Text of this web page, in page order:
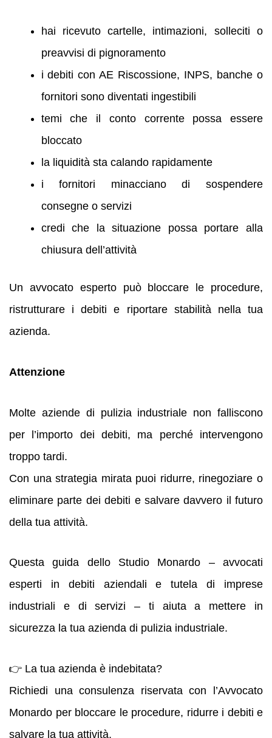
hai ricevuto cartelle, intimazioni, solleciti o
preavvisi di pignoramento
i debiti con AE Riscossione, INPS, banche o
fornitori sono diventati ingestibili
temi che il conto corrente possa essere
bloccato
la liquidità sta calando rapidamente
i fornitori minacciano di sospendere
consegne o servizi
credi che la situazione possa portare alla
chiusura dell’attività
Un avvocato esperto può bloccare le procedure,
ristrutturare i debiti e riportare stabilità nella tua
azienda.
Attenzione
Molte aziende di pulizia industriale non falliscono
per l’importo dei debiti, ma perché intervengono
troppo tardi.
Con una strategia mirata puoi ridurre, rinegoziare o
eliminare parte dei debiti e salvare davvero il futuro
della tua attività.
Questa guida dello Studio Monardo – avvocati
esperti in debiti aziendali e tutela di imprese
industriali e di servizi – ti aiuta a mettere in
sicurezza la tua azienda di pulizia industriale.
👉 La tua azienda è indebitata?
Richiedi una consulenza riservata con l’Avvocato
Monardo per bloccare le procedure, ridurre i debiti e
salvare la tua attività.